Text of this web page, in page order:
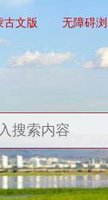
古文版 无障碍